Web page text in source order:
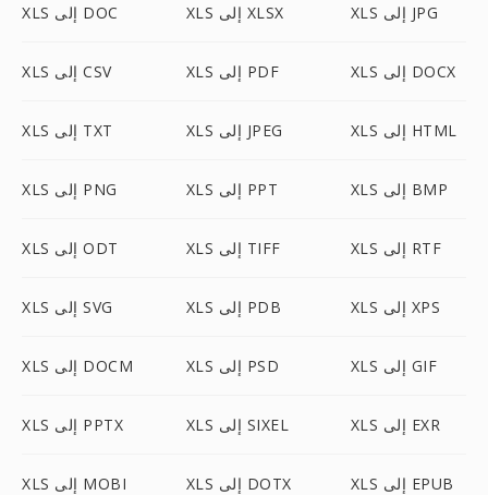
XLS إلى DOC XLS إلى XLSX XLS إلى JPG
XLS إلى CSV XLS إلى PDF XLS إلى DOCX
XLS إلى TXT XLS إلى JPEG XLS إلى HTML
XLS إلى PNG XLS إلى PPT XLS إلى BMP
XLS إلى ODT XLS إلى TIFF XLS إلى RTF
XLS إلى SVG XLS إلى PDB XLS إلى XPS
XLS إلى DOCM XLS إلى PSD XLS إلى GIF
XLS إلى PPTX XLS إلى SIXEL XLS إلى EXR
XLS إلى MOBI XLS إلى DOTX XLS إلى EPUB